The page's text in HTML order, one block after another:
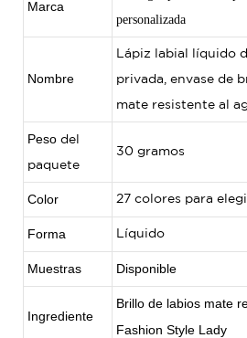
Marca
personalizada
Nombre
Lápiz labial líquido
privada, envase de
mate resistente al
Peso del
paquete
30 gramos
Color 27 colores para
Forma Líquido
Muestras Disponible
Ingrediente
Brillo de labios mate
Fashion Style Lady